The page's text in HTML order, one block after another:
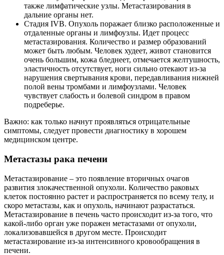
также лимфатические узлы. Метастазирования в
дальние органы нет.
Стадия IVB. Опухоль поражает близко расположенные и
отдаленные органы и лимфоузлы. Идет процесс
метастазирования. Количество и размер образований
может быть любым. Человек худеет, живот становится
очень большим, кожа бледнеет, отмечается желтушность,
эластичность отсутствует, ноги сильно отекают из-за
нарушения свертывания крови, передавливания нижней
полой вены тромбами и лимфоузлами. Человек
чувствует слабость и болевой синдром в правом
подреберье.
Важно: как только начнут проявляться отрицательные
симптомы, следует провести диагностику в хорошем
медицинском центре.
Метастазы рака печени
Метастазирование – это появление вторичных очагов
развития злокачественной опухоли. Количество раковых
клеток постоянно растет и распространяется по всему телу, и
скоро метастазы, как и опухоль, начинают разрастаться.
Метастазирование в печень часто происходит из-за того, что
какой-либо орган уже поражен метастазами от опухоли,
локализовавшейся в другом месте. Происходит
метастазирование из-за интенсивного кровообращения в
печени.